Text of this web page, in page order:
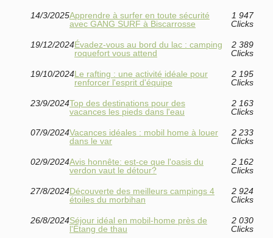
14/3/2025Apprendre à surfer en toute sécurité
avec GANG SURF à Biscarrosse
1 947
Clicks
19/12/2024Évadez-vous au bord du lac : camping
roquefort vous attend
2 389
Clicks
19/10/2024Le rafting : une activité idéale pour
renforcer l'esprit d'équipe
2 195
Clicks
23/9/2024Top des destinations pour des
vacances les pieds dans l'eau
2 163
Clicks
07/9/2024Vacances idéales : mobil home à louer
dans le var
2 233
Clicks
02/9/2024Avis honnête: est-ce que l'oasis du
verdon vaut le détour?
2 162
Clicks
27/8/2024Découverte des meilleurs campings 4
étoiles du morbihan
2 924
Clicks
26/8/2024Séjour idéal en mobil-home près de
l'Étang de thau
2 030
Clicks